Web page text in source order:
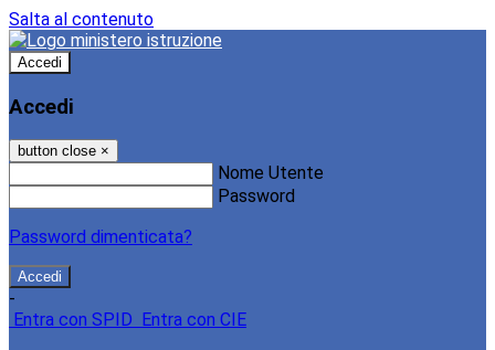
Salta al contenuto
Accedi
Accedi
button close ×
Nome Utente
Password
Password dimenticata?
-
Entra con SPID
Entra con CIE